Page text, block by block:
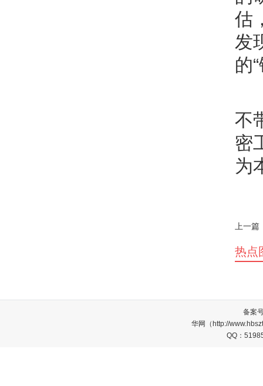
估
发
的
不
密
为
上一篇
热点
备案
华网（http://
QQ：